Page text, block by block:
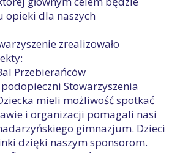
opieki dla naszych
zrealizowało
Przebierańców
Stowarzyszenia
mieli możliwość spotkać
i organizacji pomagali nasi
gimnazjum. Dzieci
dzięki naszym sponsorom.